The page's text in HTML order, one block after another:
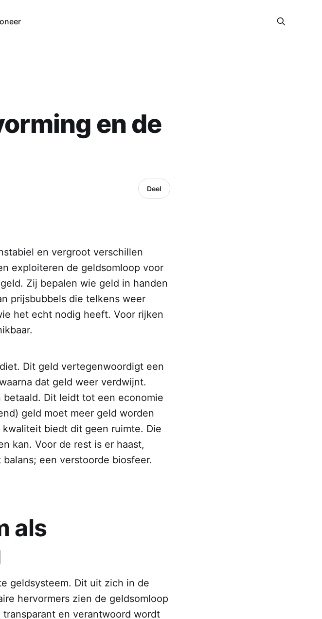
en de
Deel
en vergroot verschillen
exploiteren de geldsomloop voor
Zij bepalen wie geld in handen
prijsbubbels die telkens weer
het echt nodig heeft. Voor rijken
Dit geld vertegenwoordigt een
dat geld weer verdwijnt.
Dit leidt tot een economie
geld moet meer geld worden
biedt dit geen ruimte. Die
kan. Voor de rest is er haast,
een verstoorde biosfeer.
als
geldsysteem. Dit uit zich in de
hervormers zien de geldsomloop
en verantwoord wordt